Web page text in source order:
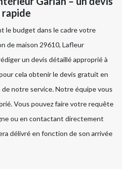
le budget dans le cadre votre
de maison 29610, Lafleur
un devis détaillé approprié à
cela obtenir le devis gratuit en
notre service. Notre équipe vous
Vous pouvez faire votre requête
ou en contactant directement
délivré en fonction de son arrivée